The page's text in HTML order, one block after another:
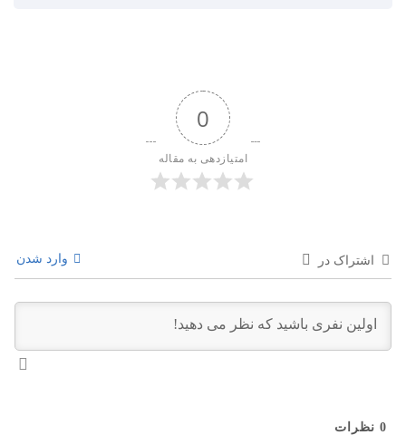
0
امتیازدهی به مقاله
اشتراک در وارد شدن
0 نظرات